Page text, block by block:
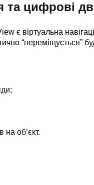
та цифрові
є віртуальна
“переміщується”
на об’єкт.